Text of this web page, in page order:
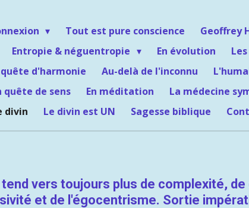
Tout est pure conscience Geoffrey
Entropie & néguentropie En évolution
quête d'harmonie Au-delà de l'inconnu
quête de sens En méditation La médecine
divin Le divin est UN Sagesse biblique
vers toujours plus de complexité,
et de l'égocentrisme. Sortie